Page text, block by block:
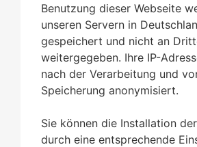
Benutzung dieser Webseite
unseren Servern in
gespeichert und nicht an
weitergegeben. Ihre IP-
nach der Verarbeitung und
Speicherung anonymisiert.
Sie können die Installation
durch eine entsprechende